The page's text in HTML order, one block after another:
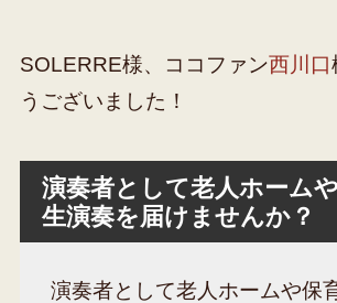
SOLERRE様、ココファン西川口
うございました！
演奏者として老人ホーム
生演奏を届けませんか？
演奏者として老人ホームや保